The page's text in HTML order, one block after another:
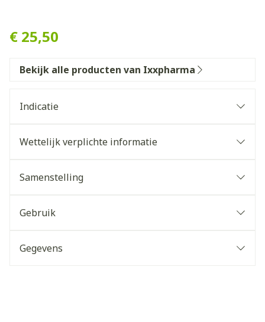
€ 25,50
Bekijk alle producten van Ixxpharma
Indicatie
Wettelijk verplichte informatie
Samenstelling
Gebruik
Gegevens